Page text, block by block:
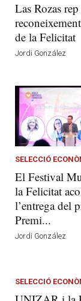
Las Rozas
de la Felicitat
Jordi González
SELECCIÓ
El Festival
la Felicitat
l’entrega del
Premi...
Jordi González
SELECCIÓ